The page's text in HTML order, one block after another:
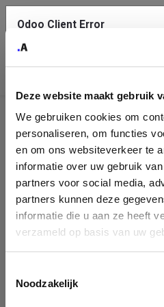
Deze website maakt gebruik
We gebruiken cookies om
personaliseren, om functies
en om ons websiteverkeer te
informatie over uw gebruik
partners voor social media,
partners kunnen deze
informatie die u aan ze heeft
verzameld op basis van uw
Noodzakelijk
Company
Identification
Please fill in your
You can search a company in our
enterprise ID. When a company is
form. If you don't find your
Odoo Client Error
service.
See details
Ok